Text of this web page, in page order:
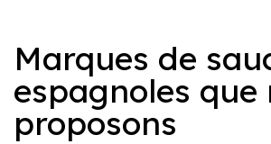
Marques de
espagnoles que
proposons